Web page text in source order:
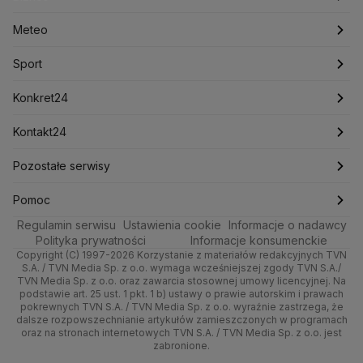
Lotnisko Chopina
Mariusz Błaszczak
Mark Zuckerberg
Ministerstwo Aktywów Państwowych
Ministerstwo Infrastruktury
Ministerstwo Rolnictwa
Ministerstwo Rozwoju i Technologii
Ministerstwo Sportu i Turystyki
Ministerstwo Cyfryzacji
Ministerstwo Edukacji Narodowej
Ministerstwo Finansów
Ministerstwo Klimatu i Środowiska
Ministerstwo Nauki i Szkolnictwa Wyższego
Meteo
Sport
Zdrowie
Technologia
Quizy
Tematy
Artykuły
Newslettery
Fakty o Świecie
Ludzie Faktów
Łódź
Katowice
Kraków
Poznań
Trójmiasto
Kielce
Kujawsko-pomorskie
Lublin
Lubuskie
Najnowsze
Notowania
Pieniądze
Nieruchomości
Rynki
Dla firm
Handel
Ze świata
Tech
Moto
Meteo
Pogoda godzinowa
Pogoda długoterminowa
Pogoda na jutro
Pogoda na weekend
Najnowsze
Polska
Prognoza
Świat
Nauka
Sport
Piłka Nożna
Tenis
Kolarstwo
Skoki Narciarskie
Sporty zimowe
Lekkoatletyka
Siatkówka
F1
Konkret24
Najnowsze
Polska
Świat
Polityka
Zdrowie
Tech
Nauka
Kontakt24
Najnowsze
Gorące Tematy
Wyślij zgłoszenie
Pozostałe serwisy
TVN
Dzień Dobry TVN
Uwaga TVN
HGTV
TVN Turbo
Pomoc
Centrum pomocy
Test zgodności
Oglądaj na TV
Zrealizuj voucher
Regulamin serwisu Ustawienia cookie
Informacje o nadawcy
Polityka prywatności
Informacje konsumenckie
Copyright (C) 1997-2026 Korzystanie z materiałów redakcyjnych TVN
S.A. / TVN Media Sp. z o.o. wymaga wcześniejszej zgody TVN S.A./
TVN Media Sp. z o.o. oraz zawarcia stosownej umowy licencyjnej. Na
podstawie art. 25 ust. 1 pkt. 1 b) ustawy o prawie autorskim i prawach
pokrewnych TVN S.A. / TVN Media Sp. z o.o. wyraźnie zastrzega, że
dalsze rozpowszechnianie artykułów zamieszczonych w programach
oraz na stronach internetowych TVN S.A. / TVN Media Sp. z o.o. jest
zabronione.